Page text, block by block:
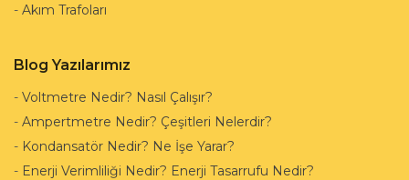
- Akım Trafoları
Blog Yazılarımız
- Voltmetre Nedir? Nasıl Çalışır?
- Ampertmetre Nedir? Çeşitleri Nelerdir?
- Kondansatör Nedir? Ne İşe Yarar?
- Enerji Verimliliği Nedir? Enerji Tasarrufu Nedir?